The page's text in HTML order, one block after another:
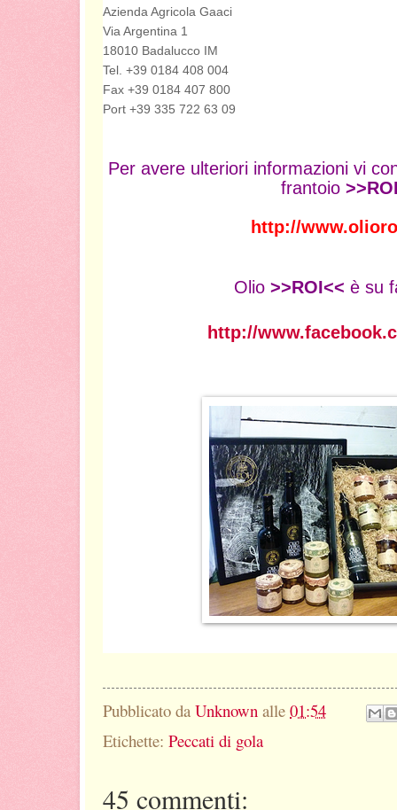
Azienda Agricola Gaaci
Via Argentina 1
18010 Badalucco IM
Tel. +39 0184 408 004
Fax +39 0184 407 800
Port +39 335 722 63 09
Per avere ulteriori informazioni vi
frantoio
http://
Olio >>ROI<< è su
http://
Pubblicato da Unknown alle 01:54
Etichette: Peccati di gola
45 commenti: